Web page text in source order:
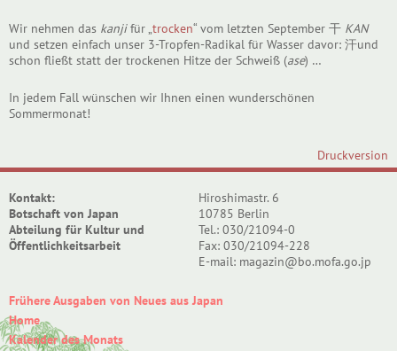
Wir nehmen das kanjifür „trocken“ vom letzten September 干 KAN
und setzen einfach unser 3-Tropfen-Radikal für Wasser davor: 汗und
schon fließt statt der trockenen Hitze der Schweiß (ase) …
In jedem Fall wünschen wir Ihnen einen wunderschönen
Sommermonat!
Druckversion
Kontakt:
Botschaft von Japan
Abteilung für Kultur und
Öffentlichkeitsarbeit
Hiroshimastr. 6
10785 Berlin
Tel.: 030/21094-0
Fax: 030/21094-228
E-mail: magazin@bo.mofa.go.jp
Frühere Ausgaben von Neues aus Japan
Home
Kalender des Monats